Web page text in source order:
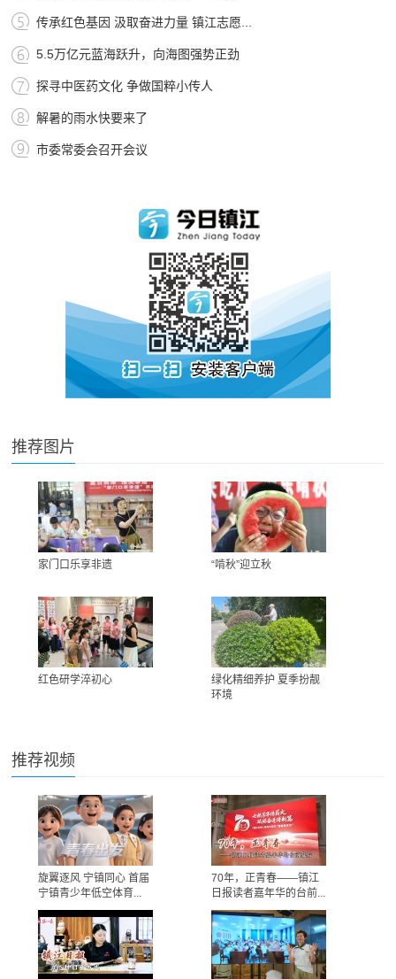
传承红色基因 汲取奋进力量 镇江志愿...
5.5万亿元蓝海跃升，向海图强势正劲
探寻中医药文化 争做国粹小传人
解暑的雨水快要来了
市委常委会召开会议
推荐图片
家门口乐享非遗 “啃秋”迎立秋
红色研学淬初心
绿化精细养护 夏季扮靓
环境
推荐视频
旋翼逐风 宁镇同心 首届
宁镇青少年低空体育...
70年，正青春——镇江
日报读者嘉年华的台前...